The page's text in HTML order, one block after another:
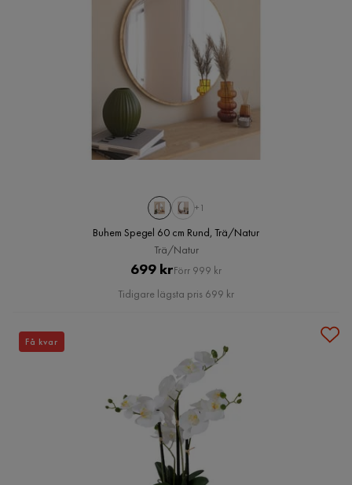
+1
Buhem Spegel 60 cm Rund, Trä/Natur
Trä/Natur
Pris
699 krOriginal
Pris
Förr 999 kr
Tidigare lägsta pris 699 kr
Få kvar